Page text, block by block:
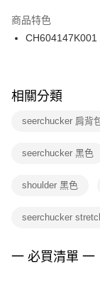
２．訂單成立數日內
３．收到繳費通知簡
ATM／網路銀行／等
※ 交易是否成功請以
是否繳費成功／繳費
客戶支援中心」
１．透過由恩沛科技
權轉讓予恩沛科技股
３．未成年的使用者
４．使用「AFTEE先
付款後門市自取
每筆NT$100，滿
商品特色
CH604147K001
相關分類
seerchucker 肩背
seerchucker 黑色
shoulder 黑色
seerchucker
一 必買清單 一